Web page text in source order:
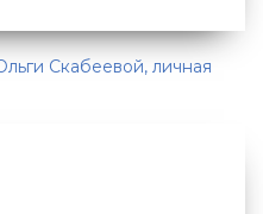
Скабеевой, личная